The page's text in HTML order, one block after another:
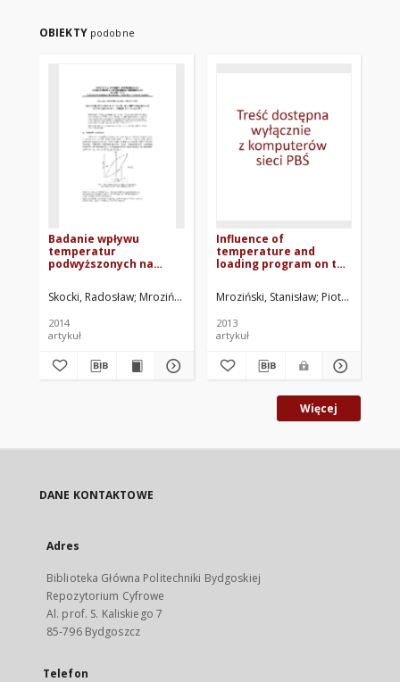
OBIEKTY podobne
Badanie wpływu
temperatur
podwyższonych na
stali P91
Skocki, Radosław Mroziński, Stanisław Mroziński, Stanisław. Red.
2014
artykuł
Influence of
temperature and
loading program on the
Mroziński, Stanisław Piotrowski,
2013
artykuł
Więcej
DANE KONTAKTOWE
Adres
Biblioteka Główna Politechniki Bydgoskiej
Repozytorium Cyfrowe
Al. prof. S. Kaliskiego 7
85-796 Bydgoszcz
Telefon